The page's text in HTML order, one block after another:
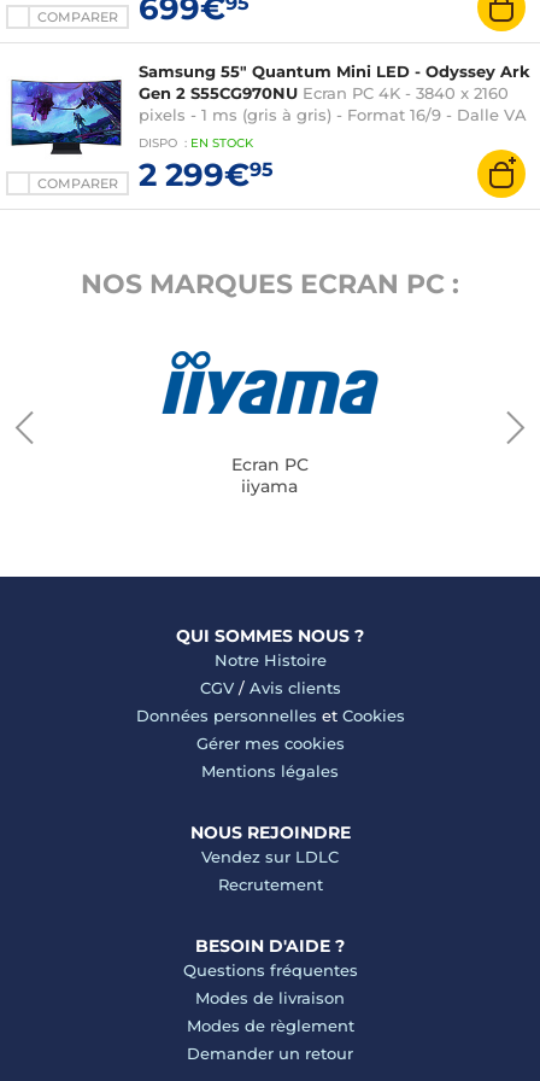
COMPARER 699€
COMPARER
Samsung 55" Quantum Mini LED - Odyssey Ark
Gen 2 S55CG970NU Ecran PC 4K - 3840 x 2160
pixels - 1 ms (gris à gris) - Format 16/9 - Dalle VA
incurvée - 165 Hz - Quantum HDR 32x - FreeSync
Premium Pro - DisplayPort/HDMI - LAN/Wi-Fi -
Hauteur ajustable - Noir
DISPO : EN STOCK
2 299€95
NOS MARQUES ECRAN PC :
Ecran PC
iiyama
QUI SOMMES NOUS ?
Notre Histoire
CGV/ Avis clients
Données personnelles et Cookies
Gérer mes cookies
Mentions légales
NOUS REJOINDRE
Vendez sur LDLC
Recrutement
BESOIN D'AIDE ?
Questions fréquentes
Modes de livraison
Modes de règlement
Demander un retour